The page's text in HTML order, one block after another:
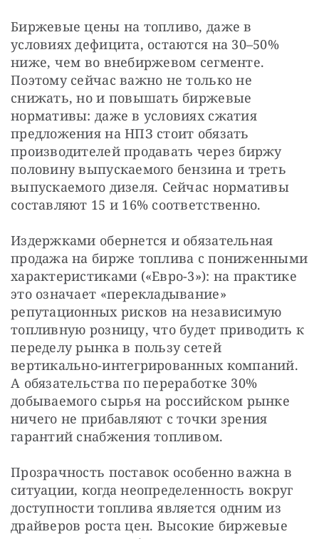
Биржевые цены на топливо, даже в
условиях дефицита, остаются на 30–50%
ниже, чем во внебиржевом сегменте.
Поэтому сейчас важно не только не
снижать, но и повышать биржевые
нормативы: даже в условиях сжатия
предложения на НПЗ стоит обязать
производителей продавать через биржу
половину выпускаемого бензина и треть
выпускаемого дизеля. Сейчас нормативы
составляют 15 и 16% соответственно.
Издержками обернется и обязательная
продажа на бирже топлива с пониженными
характеристиками («Евро-3»): на практике
это означает «перекладывание»
репутационных рисков на независимую
топливную розницу, что будет приводить к
переделу рынка в пользу сетей
вертикально-интегрированных компаний.
А обязательства по переработке 30%
добываемого сырья на российском рынке
ничего не прибавляют с точки зрения
гарантий снабжения топливом.
Прозрачность поставок особенно важна в
ситуации, когда неопределенность вокруг
доступности топлива является одним из
драйверов роста цен. Высокие биржевые